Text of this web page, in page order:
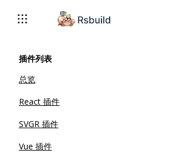
插件列表
总览
React 插件
SVGR 插件
Vue 插件